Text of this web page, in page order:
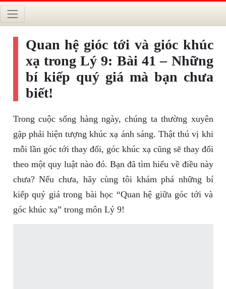
Quan hệ gióc tới và gióc khúc
xạ trong Lý 9: Bài 41 – Những
bí kiếp quý giá mà bạn chưa
biết!
Trong cuộc sống hàng ngày, chúng ta thường xuyên
gặp phải hiện tượng khúc xạ ánh sáng. Thật thú vị khi
mỗi lần góc tới thay đổi, góc khúc xạ cũng sẽ thay đổi
theo một quy luật nào đó. Bạn đã tìm hiểu về điều này
chưa? Nếu chưa, hãy cùng tôi khám phá những bí
kiếp quý giá trong bài học “Quan hệ giữa góc tới và
góc khúc xạ” trong môn Lý 9!